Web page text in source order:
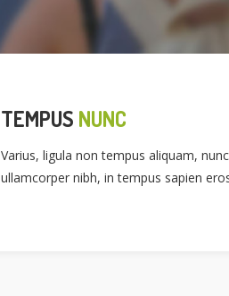
TEMPUS NUNC
Varius, ligula non tempus aliquam,
ullamcorper nibh, in tempus sapien